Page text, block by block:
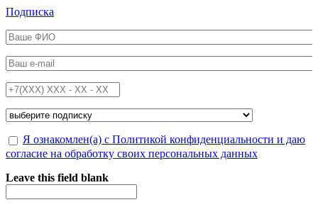
Перейти к основному содержанию
Подписка
ФИО*
Email*
Телефон*
Подписка на*
Обработка персональных данных*
Я ознакомлен(а) с Политикой конфиденциальности и даю
согласие на обработку своих персональных данных
Leave this field blank